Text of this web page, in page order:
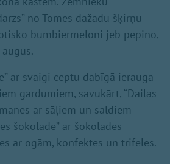
no Tomes dažādu šķirņu
bumbiermeloni jeb pepino,
ar svaigi ceptu dabīgā ierauga
gardumiem, savukārt, “Dailas
ar sāļiem un saldiem
šokolāde” ar šokolādes
ar ogām, konfektes un trifeles.